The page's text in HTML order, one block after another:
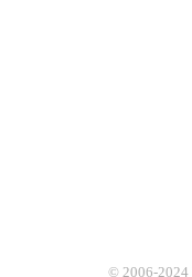
© 2006-2024